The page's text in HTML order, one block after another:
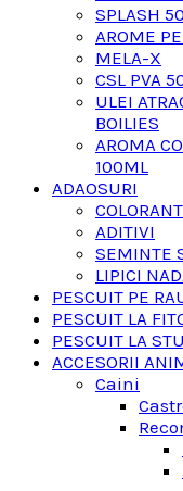
SPLASH
AROME
MELA-X
CSL PVA
ULEI
BOILIES
AROMA
100ML
ADAOSURI
ADITIVI
SEMINTE
LIPICI
PESCUIT PE
PESCUIT LA
PESCUIT LA
ACCESORII
Caini